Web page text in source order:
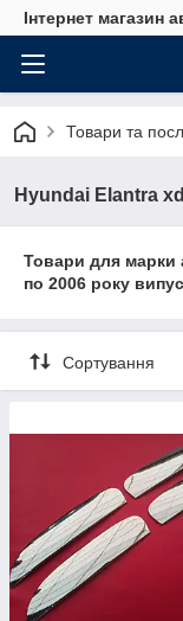
Інтернет магазин
Товари та
Hyundai Elantra
Товари для марки
по 2006 року
Сортування